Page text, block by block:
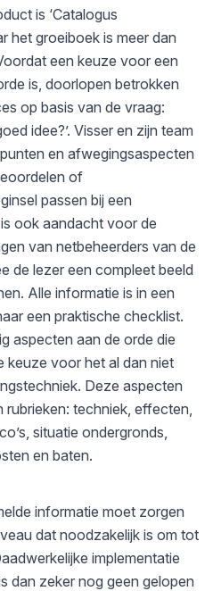
is ‘Catalogus
het groeiboek is meer dan
een keuze voor een
is, doorlopen betrokken
op basis van de vraag:
idee?’. Visser en zijn team
en afwegingsaspecten
of
passen bij een
ook aandacht voor de
van netbeheerders van de
de lezer een compleet beeld
Alle informatie is in een
een praktische checklist.
aspecten aan de orde die
keuze voor het al dan niet
Deze aspecten
techniek, effecten,
situatie ondergronds,
en baten.
informatie moet zorgen
dat noodzakelijk is om tot
implementatie
dan zeker nog geen gelopen